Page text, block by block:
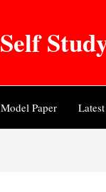
Self
Model Paper